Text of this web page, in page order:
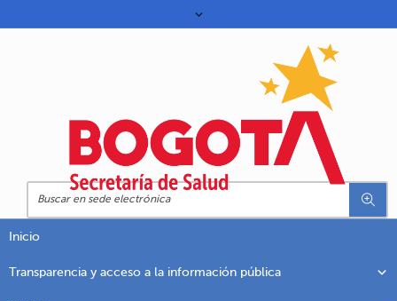
Inicio
Transparencia y acceso a la información pública